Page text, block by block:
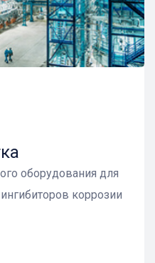
оборудования для
коррозии